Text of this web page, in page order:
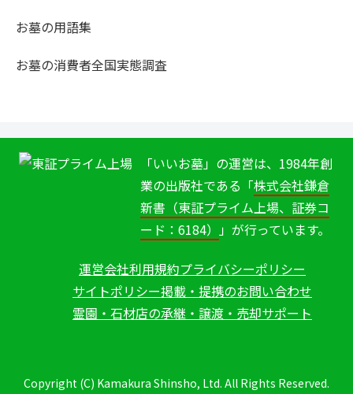
お墓の用語集
お墓の消費者全国実態調査
「いいお墓」の運営は、1984年創
業の出版社である「株式会社鎌倉
新書（東証プライム上場、証券コ
ード：6184） 」が行っています。
運営会社利用規約プライバシーポリシー
サイトポリシー掲載・提携のお問い合わせ
霊園・石材店の承継・譲渡・売却サポート
Copyright (C) Kamakura Shinsho, Ltd. All Rights Reserved.